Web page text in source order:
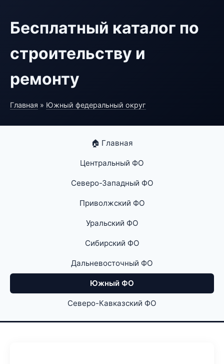
Бесплатный каталог по
строительству и
ремонту
Главная » Южный федеральный округ
🏠 Главная
Центральный ФО
Северо-Западный ФО
Приволжский ФО
Уральский ФО
Сибирский ФО
Дальневосточный ФО
Южный ФО
Северо-Кавказский ФО